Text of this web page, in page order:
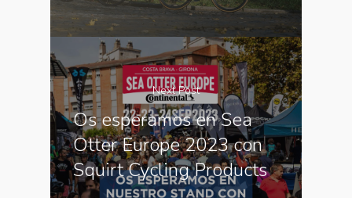
Next Post
Os esperamos en Sea
Otter Europe 2023 con
Squirt Cycling Products